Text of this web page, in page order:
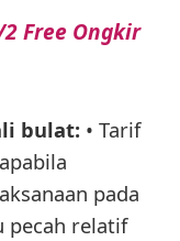
Free Ongkir
bulat: • Tarif
pada
pecah relatif